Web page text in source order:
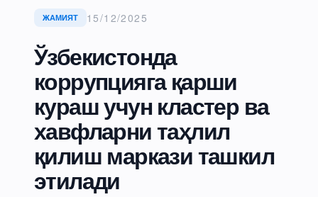
ЖАМИЯТ 15/12/2025
Ўзбекистонда
коррупцияга қарши
кураш учун кластер ва
хавфларни таҳлил
қилиш маркази ташкил
этилади